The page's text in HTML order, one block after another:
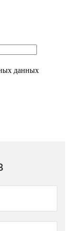
данных